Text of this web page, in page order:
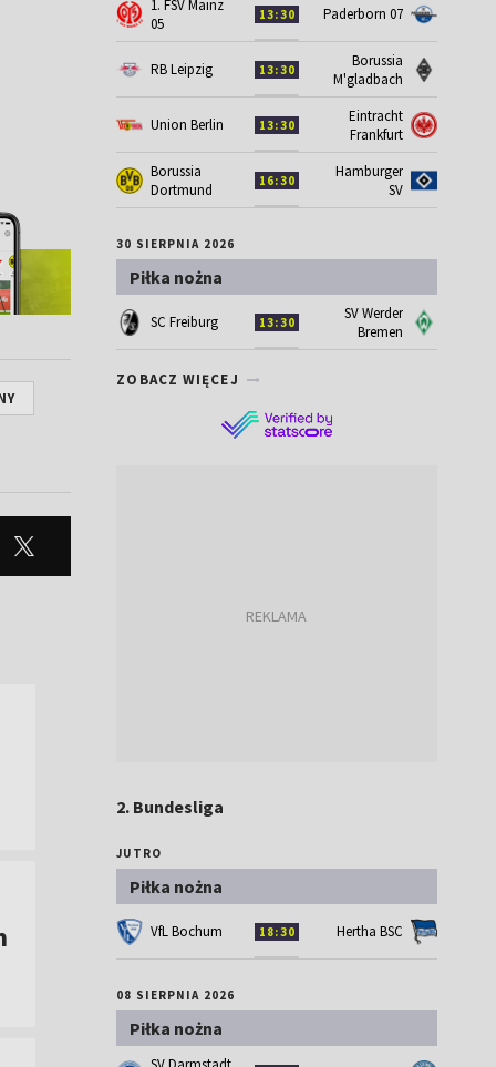
1. FSV Mainz
05
13:30 Paderborn 07
RB Leipzig 13:30
Borussia
M'gladbach
Union Berlin 13:30
Eintracht
Frankfurt
Borussia
Dortmund
16:30
Hamburger
SV
30 SIERPNIA 2026
Piłka nożna
SC Freiburg 13:30
SV Werder
Bremen
ZOBACZ WIĘCEJ
2. Bundesliga
JUTRO
Piłka nożna
VfL Bochum 18:30 Hertha BSC
08 SIERPNIA 2026
Piłka nożna